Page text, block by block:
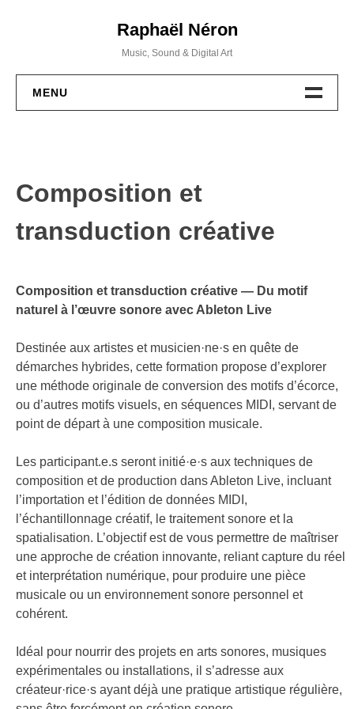
Raphaël Néron
Music, Sound & Digital Art
MENU
BIO / CV
FR
Composition et
transduction créative
Composition et transduction créative — Du motif
naturel à l’œuvre sonore avec Ableton Live
Destinée aux artistes et musicien·ne·s en quête de
démarches hybrides, cette formation propose d’explorer
une méthode originale de conversion des motifs d’écorce,
ou d’autres motifs visuels, en séquences MIDI, servant de
point de départ à une composition musicale.
Les participant.e.s seront initié·e·s aux techniques de
composition et de production dans Ableton Live, incluant
l’importation et l’édition de données MIDI,
l’échantillonnage créatif, le traitement sonore et la
spatialisation. L’objectif est de vous permettre de maîtriser
une approche de création innovante, reliant capture du réel
et interprétation numérique, pour produire une pièce
musicale ou un environnement sonore personnel et
cohérent.
Idéal pour nourrir des projets en arts sonores, musiques
expérimentales ou installations, il s’adresse aux
créateur·rice·s ayant déjà une pratique artistique régulière,